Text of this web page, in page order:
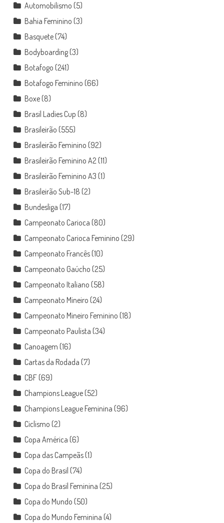
Automobilismo (5)
Bahia Feminino (3)
Basquete(74)
Bodyboarding(3)
Botafogo (241)
Botafogo Feminino (66)
Boxe(8)
Brasil Ladies Cup (8)
Brasileirão (555)
Brasileirão Feminino (92)
Brasileirão Feminino A2(11)
Brasileirão Feminino A3 (1)
Brasileirão Sub-18 (2)
Bundesliga (17)
Campeonato Carioca (80)
Campeonato Carioca Feminino (29)
Campeonato Francês(10)
Campeonato Gaúcho (25)
Campeonato Italiano (58)
Campeonato Mineiro (24)
Campeonato Mineiro Feminino (18)
Campeonato Paulista (34)
Canoagem (16)
Cartas da Rodada (7)
CBF(69)
Champions League(52)
Champions League Feminina (96)
Ciclismo (2)
Copa América (6)
Copa das Campeãs(1)
Copa do Brasil (74)
Copa do Brasil Feminina (25)
Copa do Mundo (50)
Copa do Mundo Feminina (4)